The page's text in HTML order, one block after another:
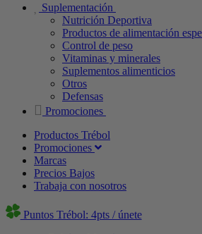
Suplementación
Nutrición Deportiva
Productos de alimentación
Control de peso
Vitaminas y minerales
Suplementos alimenticios
Otros
Defensas
Promociones
Productos Trébol
Promociones
Marcas
Precios Bajos
Trabaja con nosotros
Puntos Trébol: 4pts / únete